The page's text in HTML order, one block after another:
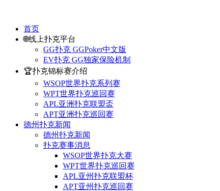
首页
🌐线上扑克平台
GG扑克 GGPoker中文版
EV扑克 GG独家保险机制
🏆扑克锦标赛介绍
WSOP世界扑克系列赛
WPT世界扑克巡回赛
APL亚洲扑克联盟盃
APT亚洲扑克巡回赛
德州扑克新闻
德州扑克新闻
扑克赛事消息
WSOP世界扑克大赛
WPT世界扑克巡回赛
APL亚州扑克联盟杯
APT亚州扑克巡回赛